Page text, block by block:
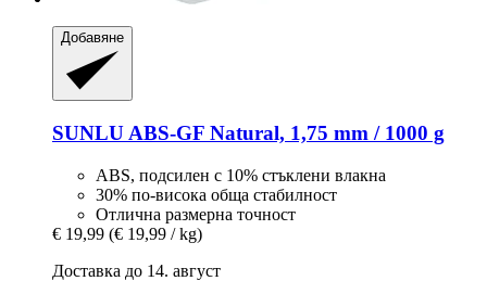
Добавяне
SUNLU ABS-​GF Natural, 1,75 mm / 1000 g
ABS, подсилен с 10% стъклени влакна
30% по-висока обща стабилност
Отлична размерна точност
€ 19,99 (€ 19,99 / kg)
Доставка до 14. август